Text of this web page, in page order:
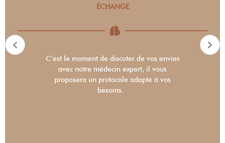
ÉCHANGE
C’est le moment de discuter de vos envies
avec notre médecin expert, il vous
proposera un protocole adapté à vos
besoins.